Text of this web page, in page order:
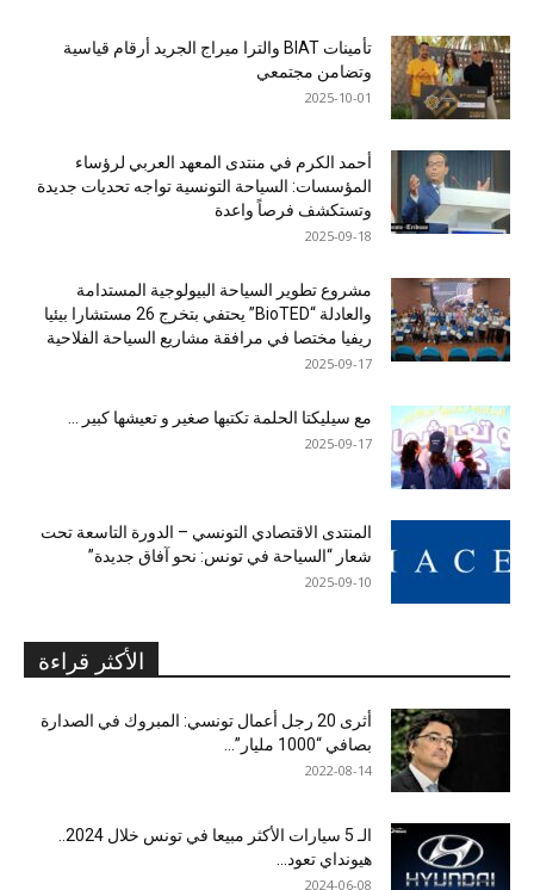
تأمينات BIAT والترا ميراج الجريد أرقام قياسية
وتضامن مجتمعي
2025-10-01
أحمد الكرم في منتدى المعهد العربي لرؤساء
المؤسسات: السياحة التونسية تواجه تحديات جديدة
وتستكشف فرصاً واعدة
2025-09-18
مشروع تطوير السياحة البيولوجية المستدامة
والعادلة “BioTED” يحتفي بتخرج 26 مستشارا بيئيا
ريفيا مختصا في مرافقة مشاريع السياحة الفلاحية
2025-09-17
مع سيليكتا الحلمة تكتبها صغير و تعيشها كبير …
2025-09-17
المنتدى الاقتصادي التونسي – الدورة التاسعة تحت
شعار “السياحة في تونس: نحو آفاق جديدة”
2025-09-10
الأكثر قراءة
أثرى 20 رجل أعمال تونسي: المبروك في الصدارة
بصافي “1000 مليار”...
2022-08-14
الـ 5 سيارات الأكثر مبيعا في تونس خلال 2024..
هيونداي تعود...
2024-06-08